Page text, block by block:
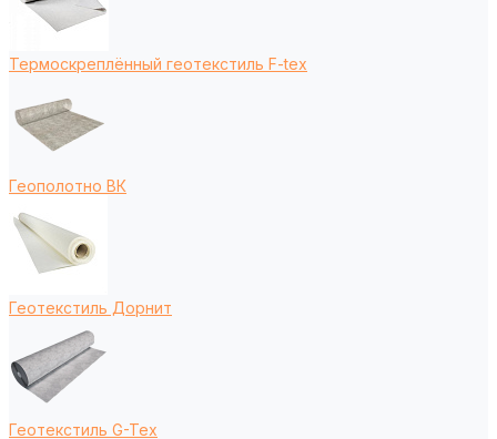
Термоскреплённый геотекстиль F-tex
Геополотно ВК
Геотекстиль Дорнит
Геотекстиль G-Tex